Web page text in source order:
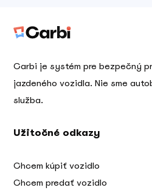
Carbi je systém pre bezpečný
jazdeného vozidla. Nie sme
služba.
Užitočné odkazy
Chcem kúpiť vozidlo
Chcem predať vozidlo